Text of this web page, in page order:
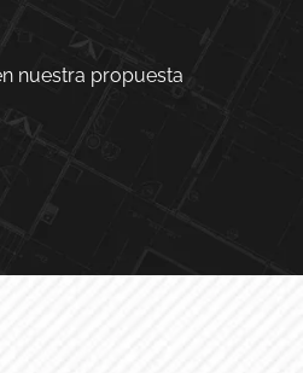
nuestra propuesta